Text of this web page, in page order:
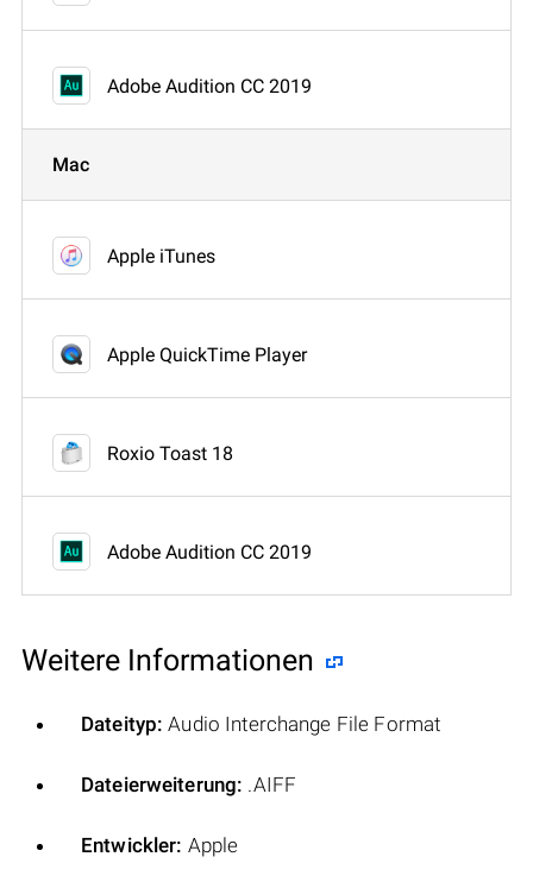
Adobe Audition CC 2019
Mac
Apple iTunes
Apple QuickTime Player
Roxio Toast 18
Adobe Audition CC 2019
Weitere Informationen
Dateityp: Audio Interchange File Format
Dateierweiterung: .AIFF
Entwickler: Apple